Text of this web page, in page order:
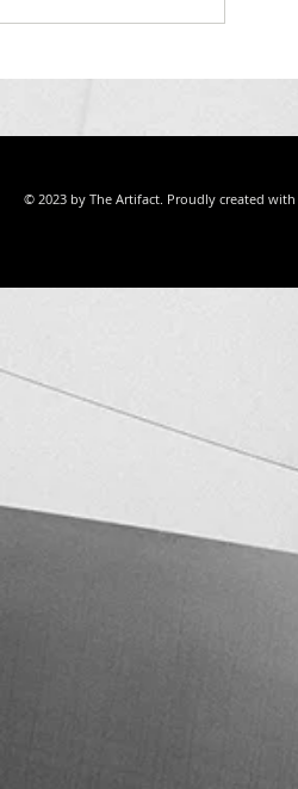
© 2023 by The Artifact. Proudly created with